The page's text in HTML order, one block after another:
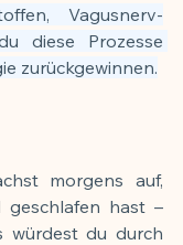
Vagusnerv-
diese Prozesse
zurückgewinnen.
morgens auf,
geschlafen hast –
würdest du durch